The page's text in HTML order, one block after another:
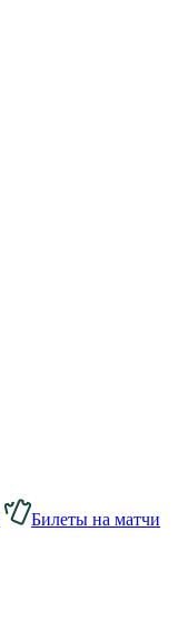
Билеты на матчи